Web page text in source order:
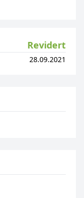
Revidert
28.09.2021